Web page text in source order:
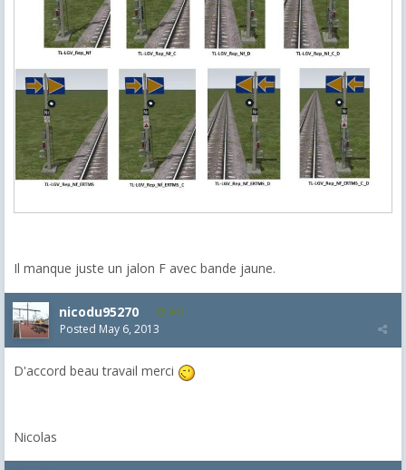
Il manque juste un jalon F avec bande jaune.
nicodu95270 801
Posted May 6, 2013
D'accord beau travail merci
Nicolas